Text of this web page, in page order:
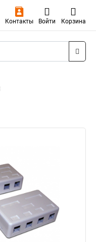
Контакты Войти Корзина